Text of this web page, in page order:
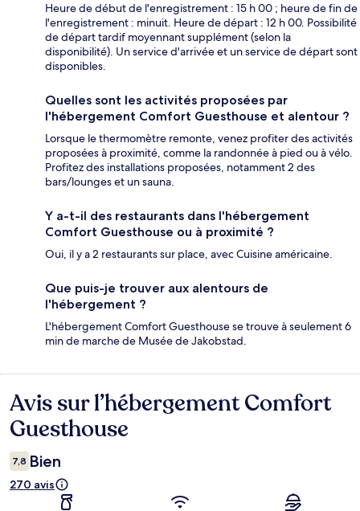
Heure de début de l'enregistrement : 15 h 00 ; heure de fin de
l'enregistrement : minuit. Heure de départ : 12 h 00. Possibilité
de départ tardif moyennant supplément (selon la
disponibilité). Un service d'arrivée et un service de départ sont
disponibles.
Quelles sont les activités proposées par
l'hébergement Comfort Guesthouse et alentour ?
Lorsque le thermomètre remonte, venez profiter des activités
proposées à proximité, comme la randonnée à pied ou à vélo.
Profitez des installations proposées, notamment 2 des
bars/lounges et un sauna.
Y a-t-il des restaurants dans l'hébergement
Comfort Guesthouse ou à proximité ?
Oui, il y a 2 restaurants sur place, avec Cuisine américaine.
Que puis-je trouver aux alentours de
l'hébergement ?
L'hébergement Comfort Guesthouse se trouve à seulement 6
min de marche de Musée de Jakobstad.
Avis
Avis sur l’hébergement Comfort
Guesthouse
7,8 Bien
270 avis